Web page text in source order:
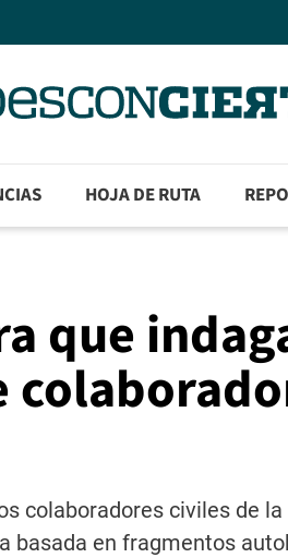
HOJA DE RUTA
que
colaboradores civiles de
basada en fragmentos